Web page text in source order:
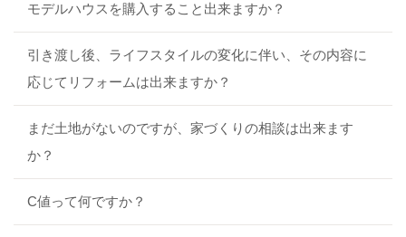
モデルハウスを購入すること出来ますか？
引き渡し後、ライフスタイルの変化に伴い、その内容に
応じてリフォームは出来ますか？
まだ土地がないのですが、家づくりの相談は出来ます
か？
C値って何ですか？